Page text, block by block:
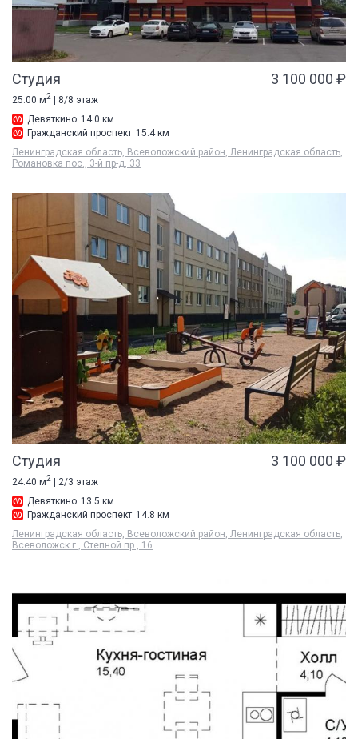
Студия 3 100 000 ₽
25.00 м2
| 8/8 этаж
Девяткино 14.0 км
Гражданский проспект 15.4 км
Ленинградская область, Всеволожский район, Ленинградская область,
Романовка пос., 3-й пр-д, 33
Студия 3 100 000 ₽
24.40 м2 | 2/3 этаж
Девяткино 13.5 км
Гражданский проспект 14.8 км
Ленинградская область, Всеволожский район, Ленинградская область,
Всеволожск г., Степной пр., 16